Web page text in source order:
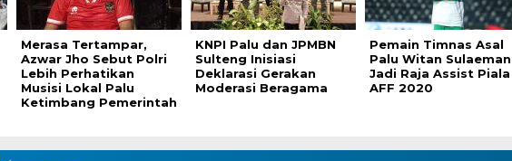
Merasa Tertampar,
Azwar Jho Sebut Polri
Lebih Perhatikan
Musisi Lokal Palu
Ketimbang Pemerintah
KNPI Palu dan JPMBN
Sulteng Inisiasi
Deklarasi Gerakan
Moderasi Beragama
Pemain Timnas Asal
Palu Witan Sulaeman
Jadi Raja Assist Piala
AFF 2020